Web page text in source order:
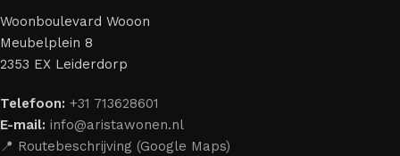
Ons assortiment bestaat uit producten van betrouwbare
merken die al jarenlang hun vakmanschap en eerlijkheid
bewijzen. Al onze leveranciers garanderen meubels van
aantrekkelijk design en optimale veiligheid — zodat je
jarenlang kunt genieten van jouw interieur.
Woonboulevard Wooon
Meubelplein 8
2353 EX Leiderdorp
Telefoon: +31 713628601
E-mail: info@aristawonen.nl
📍 Routebeschrijving (Google Maps)